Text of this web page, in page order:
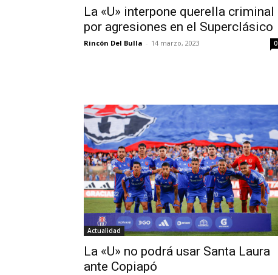
La «U» interpone querella criminal
por agresiones en el Superclásico
Rincón Del Bulla - 14 marzo, 2023 0
Actualidad
La «U» no podrá usar Santa Laura
ante Copiapó